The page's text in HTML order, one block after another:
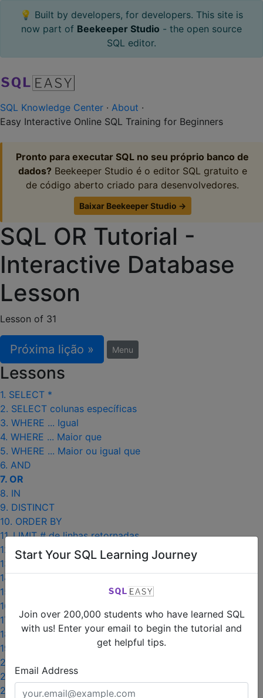
💡 Built by developers, for developers. This site is
now part of Beekeeper Studio - the open source
SQL editor.
SQL Knowledge Center · About ·
Easy Interactive Online SQL Training for Beginners
Pronto para executar SQL no seu próprio banco de
dados? Beekeeper Studio é o editor SQL gratuito e
de código aberto criado para desenvolvedores.
Baixar Beekeeper Studio →
SQL OR Tutorial -
Interactive Database
Lesson
Lesson of 31
Próxima lição » Menu
Lessons
1. SELECT *
2. SELECT colunas específicas
3. WHERE ... Igual
4. WHERE ... Maior que
5. WHERE ... Maior ou igual que
6. AND
7. OR
8. IN
9. DISTINCT
10. ORDER BY
11. LIMIT # de linhas retornadas
12. COUNT(*)
13. COUNT(*) ... WHERE
14. SUM
15. AVG
16. MAX e MIN
17. GROUP BY
18. Consultas aninhadas
19. NULL
20. Data
21. Inner joins
22. Múltiplos joins
Start Your SQL Learning Journey
Join over 200,000 students who have learned SQL
with us! Enter your email to begin the tutorial and
get helpful tips.
Email Address